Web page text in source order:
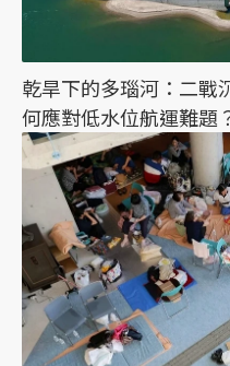
乾旱下的多瑙河：二戰
何應對低水位航運難題